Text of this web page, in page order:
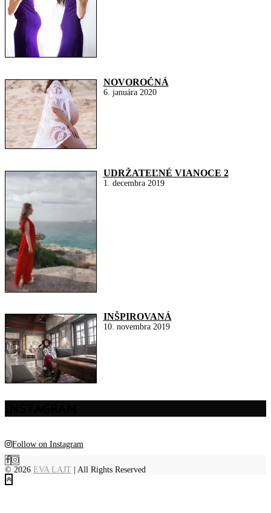
NOVOROČNÁ
6. januára 2020
UDRŽATEĽNÉ VIANOCE 2
1. decembra 2019
INŠPIROVANÁ
10. novembra 2019
Follow on Instagram
© 2026 EVA LAJT | All Rights Reserved